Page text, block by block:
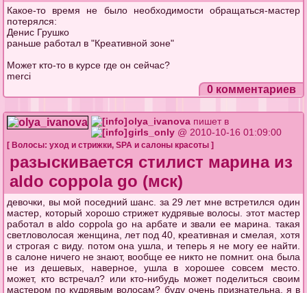
Какое-то время не было необходимости обращаться-маcтер
потерялся:
Денис Грушко
раньше работал в "Креативной зоне"
Может кто-то в курсе где он сейчас?
merci
0 комментариев
olya_ivanova пишет в
girls_only @ 2010-10-16 01:09:00
[ Волосы: уход и стрижки,SPA и салоны красоты ]
разыскивается стилист марина из
aldo coppola go (мск)
девочки, вы мой поседний шанс. за 29 лет мне встретился один
мастер, который хорошо стрижет кудрявые волосы. этот мастер
работал в aldo coppola go на арбате и звали ее марина. такая
светловолосая женщина, лет под 40, креативная и смелая, хотя
и строгая с виду. потом она ушла, и теперь я не могу ее найти.
в салоне ничего не знают, вообще ее никто не помнит. она была
не из дешевых, наверное, ушла в хорошее совсем место.
может, кто встречал? или кто-нибудь может поделиться своим
мастером по кудрявым волосам? буду очень признательна. я в